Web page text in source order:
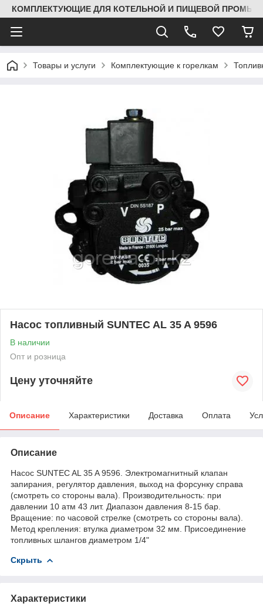
КОМПЛЕКТУЮЩИЕ ДЛЯ КОТЕЛЬНОЙ И ПИЩЕВОЙ
Товары и услуги Комплектующие к горелкам
Насос топливный SUNTEC AL 35 A 9596
В наличии
Опт и розница
Цену уточняйте
Описание Характеристики Доставка Оплата
Описание
Насос SUNTEC AL 35 A 9596. Электромагнитный клапан
запирания, регулятор давления, выход на форсунку справа
(смотреть со стороны вала). Производительность: при
давлении 10 атм 43 лит. Диапазон давления 8-15 бар.
Вращение: по часовой стрелке (смотреть со стороны вала).
Метод крепления: втулка диаметром 32 мм. Присоединение
топливных шлангов диаметром 1/4"
Скрыть
Характеристики